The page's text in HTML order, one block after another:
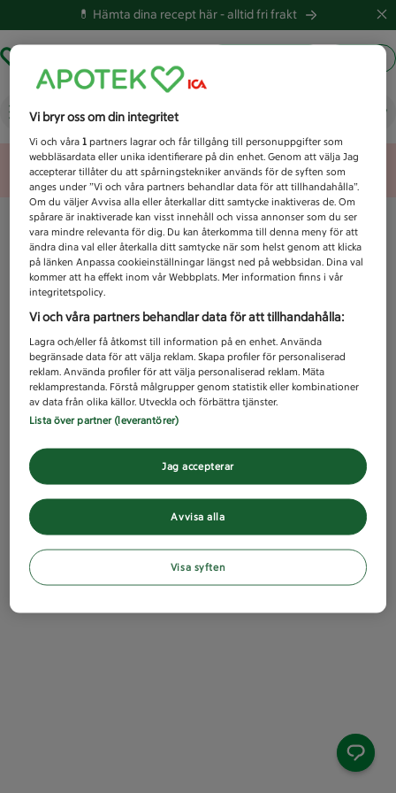
💊 Hämta dina recept här -alltid fri frakt
Vad letar du efter idag?
Unknown error
Vi bryr oss om din integritet
Vi och våra1 partners lagrar och får tillgång till personuppgifter som
webbläsardata eller unika identifierare på din enhet. Genom att välja Jag
accepterar tillåter du att spårningstekniker används för de syften som
anges under ”Vi och våra partners behandlar data för att tillhandahålla”.
Om du väljer Avvisa alla eller återkallar ditt samtycke inaktiveras de. Om
spårare är inaktiverade kan visst innehåll och vissa annonser som du ser
vara mindre relevanta för dig. Du kan återkomma till denna meny för att
ändra dina val eller återkalla ditt samtycke när som helst genom att klicka
på länken Anpassa cookieinställningar längst ned på webbsidan. Dina val
kommer att ha effekt inom vår Webbplats. Mer information finns i vår
integritetspolicy.
Vi och våra partners behandlar data för att tillhandahålla:
Lagra och/eller få åtkomst till information på en enhet. Använda
begränsade data för att välja reklam. Skapa profiler för personaliserad
reklam. Använda profiler för att välja personaliserad reklam. Mäta
reklamprestanda. Förstå målgrupper genom statistik eller kombinationer
av data från olika källor. Utveckla och förbättra tjänster.
Lista över partner (leverantörer)
Avvisa alla
Jag accepterar
Visa syften